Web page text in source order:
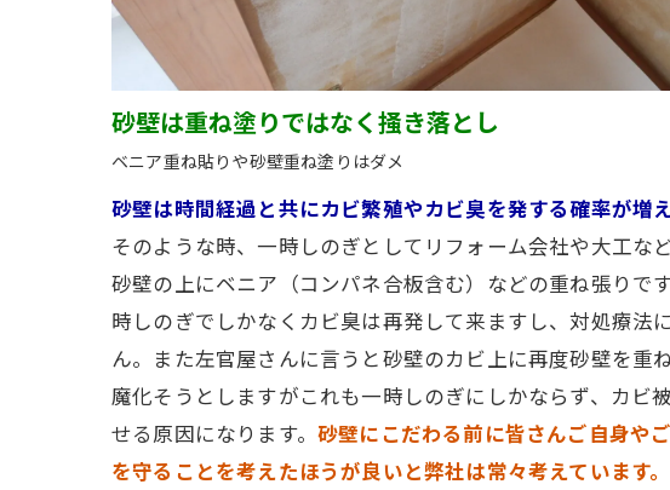
砂壁は重ね塗りではなく掻き落とし
ベニア重ね貼りや砂壁重ね塗りはダメ
砂壁は時間経過と共にカビ繁殖やカビ臭を発する確率が増え
そのような時、一時しのぎとしてリフォーム会社や大工な
砂壁の上にベニア（コンパネ合板含む）などの重ね張りで
時しのぎでしかなくカビ臭は再発して来ますし、対処療法
ん。また左官屋さんに言うと砂壁のカビ上に再度砂壁を重
魔化そうとしますがこれも一時しのぎにしかならず、カビ
せる原因になります。 砂壁にこだわる前に皆さんご自身や
を守ることを考えたほうが良いと弊社は常々考えています